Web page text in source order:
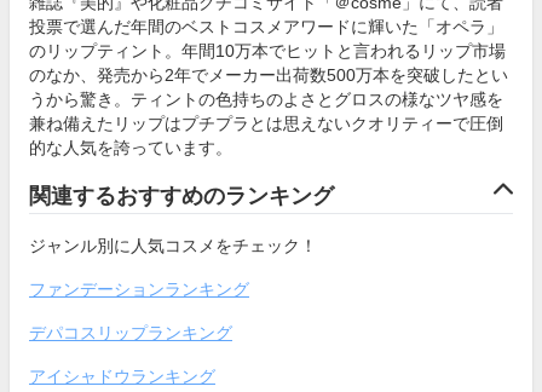
投票で選んだ年間のベストコスメアワードに輝いた「オペラ」
のリップティント。年間10万本でヒットと言われるリップ市場
のなか、発売から2年でメーカー出荷数500万本を突破したとい
うから驚き。ティントの色持ちのよさとグロスの様なツヤ感を
兼ね備えたリップはプチプラとは思えないクオリティーで圧倒
的な人気を誇っています。
関連するおすすめのランキング
ジャンル別に人気コスメをチェック！
ファンデーションランキング
デパコスリップランキング
アイシャドウランキング